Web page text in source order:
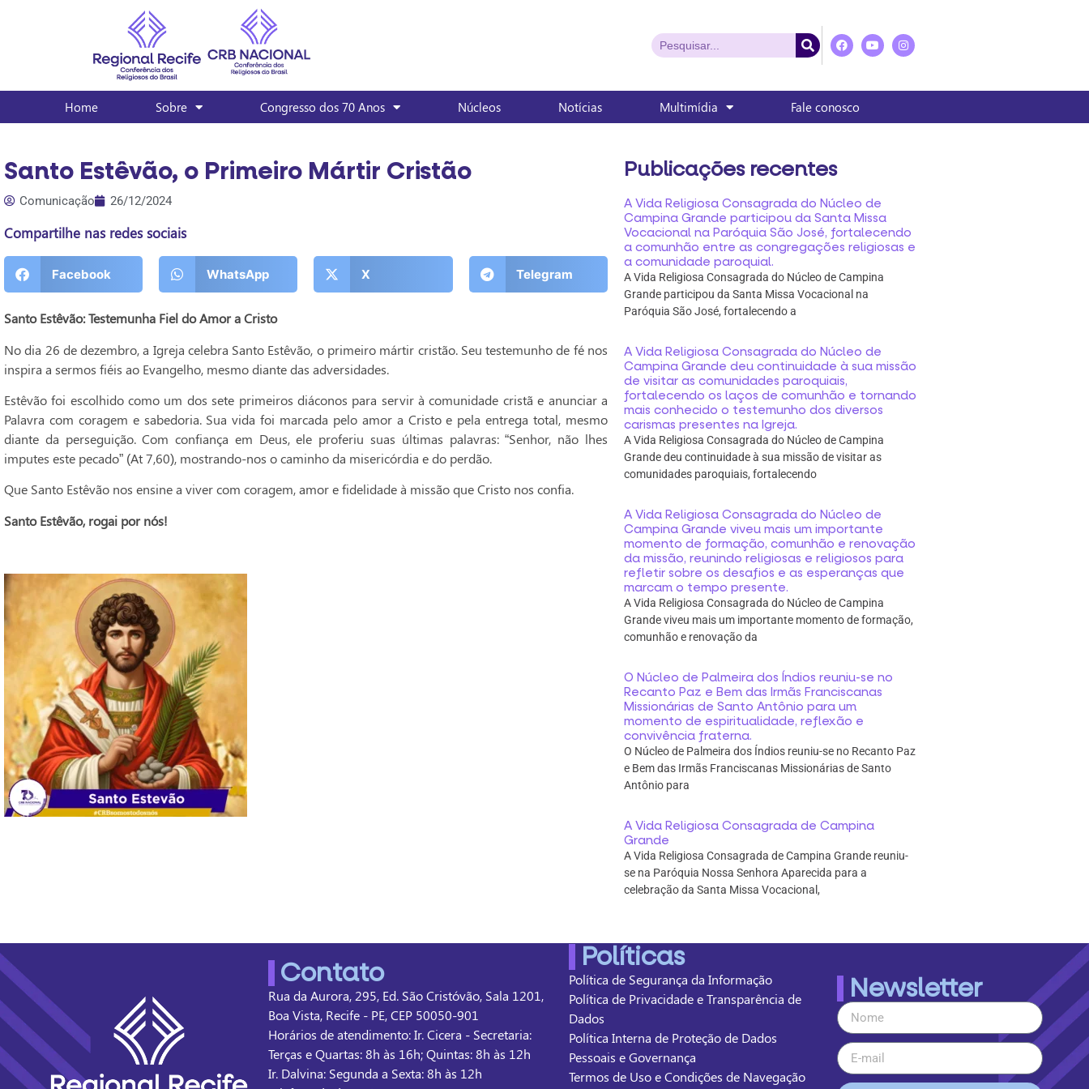
Home Sobre Congresso dos 70 Anos Núcleos Notícias Multimídia Fale conosco
Santo Estêvão, o Primeiro Mártir Cristão
Comunicação 26/12/2024
Compartilhe nas redes sociais
Facebook WhatsApp X Telegram
Santo Estêvão: Testemunha Fiel do Amor a Cristo
No dia 26 de dezembro, a Igreja celebra Santo Estêvão, o primeiro mártir cristão. Seu testemunho de fé nos
inspira a sermos fiéis ao Evangelho, mesmo diante das adversidades.
Estêvão foi escolhido como um dos sete primeiros diáconos para servir à comunidade cristã e anunciar a
Palavra com coragem e sabedoria. Sua vida foi marcada pelo amor a Cristo e pela entrega total, mesmo
diante da perseguição. Com confiança em Deus, ele proferiu suas últimas palavras: “Senhor, não lhes
imputes este pecado” (At 7,60), mostrando-nos o caminho da misericórdia e do perdão.
Que Santo Estêvão nos ensine a viver com coragem, amor e fidelidade à missão que Cristo nos confia.
Santo Estêvão, rogai por nós!
Publicações recentes
A Vida Religiosa Consagrada do Núcleo de
Campina Grande participou da Santa Missa
Vocacional na Paróquia São José, fortalecendo
a comunhão entre as congregações religiosas e
a comunidade paroquial.
A Vida Religiosa Consagrada do Núcleo de Campina
Grande participou da Santa Missa Vocacional na
Paróquia São José, fortalecendo a
A Vida Religiosa Consagrada do Núcleo de
Campina Grande deu continuidade à sua missão
de visitar as comunidades paroquiais,
fortalecendo os laços de comunhão e tornando
mais conhecido o testemunho dos diversos
carismas presentes na Igreja.
A Vida Religiosa Consagrada do Núcleo de Campina
Grande deu continuidade à sua missão de visitar as
comunidades paroquiais, fortalecendo
A Vida Religiosa Consagrada do Núcleo de
Campina Grande viveu mais um importante
momento de formação, comunhão e renovação
da missão, reunindo religiosas e religiosos para
refletir sobre os desafios e as esperanças que
marcam o tempo presente.
A Vida Religiosa Consagrada do Núcleo de Campina
Grande viveu mais um importante momento de formação,
comunhão e renovação da
O Núcleo de Palmeira dos Índios reuniu-se no
Recanto Paz e Bem das Irmãs Franciscanas
Missionárias de Santo Antônio para um
momento de espiritualidade, reflexão e
convivência fraterna.
O Núcleo de Palmeira dos Índios reuniu-se no Recanto Paz
e Bem das Irmãs Franciscanas Missionárias de Santo
Antônio para
A Vida Religiosa Consagrada de Campina
Grande
A Vida Religiosa Consagrada de Campina Grande reuniu-
se na Paróquia Nossa Senhora Aparecida para a
celebração da Santa Missa Vocacional,
Contato
Rua da Aurora, 295, Ed. São Cristóvão, Sala 1201,
Boa Vista, Recife - PE, CEP 50050-901
Horários de atendimento: Ir. Cicera - Secretaria:
Terças e Quartas: 8h às 16h; Quintas: 8h às 12h
Ir. Dalvina: Segunda a Sexta: 8h às 12h
Políticas
Política de Segurança da Informação
Política de Privacidade e Transparência de
Dados
Política Interna de Proteção de Dados
Pessoais e Governança
Termos de Uso e Condições de Navegação
Newsletter